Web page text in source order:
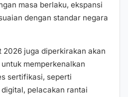
masa berlaku, ekspansi
dengan standar negara
2026 juga diperkirakan akan
memperkenalkan
sertifikasi, seperti
pelacakan rantai